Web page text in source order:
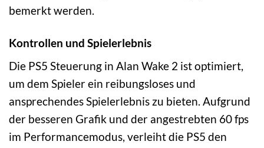
bemerkt werden.
Kontrollen und Spielerlebnis
Die PS5 Steuerung in Alan Wake 2 ist optimiert,
um dem Spieler ein reibungsloses und
ansprechendes Spielerlebnis zu bieten. Aufgrund
der besseren Grafik und der angestrebten 60 fps
im Performancemodus, verleiht die PS5 den